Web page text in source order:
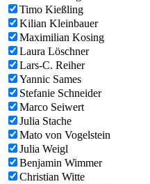
Timo Kießling
Kilian Kleinbauer
Maximilian Kosing
Laura Löschner
Lars-C. Reiher
Yannic Sames
Stefanie Schneider
Marco Seiwert
Julia Stache
Mato von Vogelstein
Julia Weigl
Benjamin Wimmer
Christian Witte